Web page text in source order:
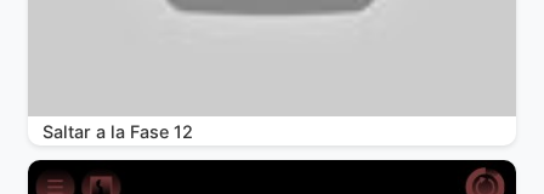
Saltar a la Fase 12